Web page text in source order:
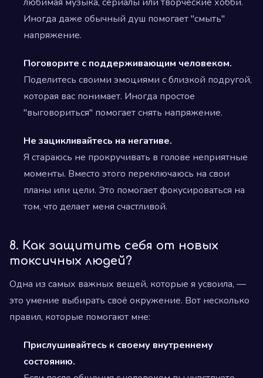
Иногда даже обычный душ помогает "смыть"
напряжение.
Поговорите с поддерживающим человеком.
Поделитесь своими эмоциями с близкой подругой,
которая вас понимает. Иногда простое
"выговориться" помогает снять напряжение.
Не зацикливайтесь на негативе.
Я стараюсь не прокручивать в голове неприятные
моменты. Вместо этого переключаюсь на свои
планы или цели. Это помогает фокусироваться на
том, что делает меня счастливой.
8. Как защитить себя от новых
токсичных людей?
Одна из самых важных вещей, которые я усвоила, —
это умение выбирать своё окружение. Вот несколько
правил, которые помогают мне:
Прислушивайтесь к своему внутреннему
состоянию.